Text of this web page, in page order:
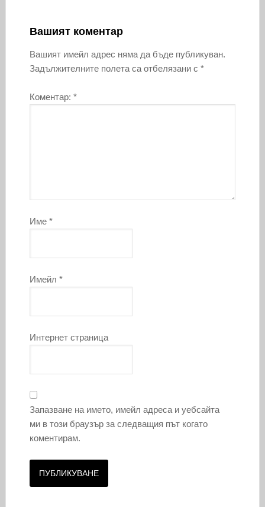
Вашият коментар
Вашият имейл адрес няма да бъде публикуван.
Задължителните полета са отбелязани с *
Коментар: *
Име *
Имейл *
Интернет страница
Запазване на името, имейл адреса и уебсайта
ми в този браузър за следващия път когато
коментирам.